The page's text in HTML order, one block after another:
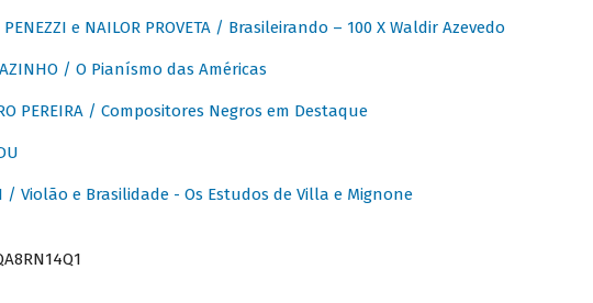
PENEZZI e NAILOR PROVETA / Brasileirando – 100 X Waldir Azevedo
/ O Pianísmo das Américas
PEREIRA / Compositores Negros em Destaque
/ Violão e Brasilidade - Os Estudos de Villa e Mignone